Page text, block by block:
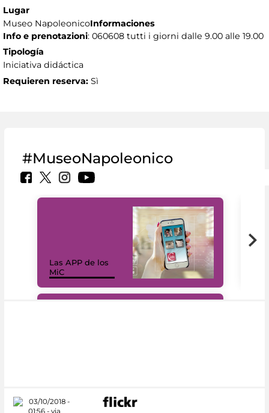
Lugar
Museo NapoleonicoInformaciones
Info e prenotazioni: 060608 tutti i giorni dalle 9.00 alle 19.00
Tipología
Iniciativa didáctica
Requieren reserva: Sì
#MuseoNapoleonico
Las APP de los
MiC